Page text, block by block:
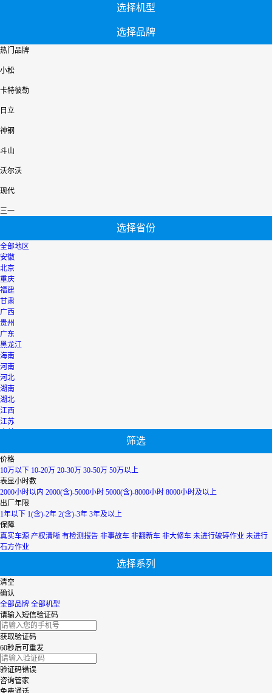
选择机型
选择品牌
热门品牌
小松
卡特彼勒
日立
神钢
斗山
沃尔沃
现代
三一
选择省份
全部地区
安徽
北京
重庆
福建
甘肃
广西
贵州
广东
黑龙江
海南
河南
河北
湖南
湖北
江西
江苏
宁夏
内蒙古
青海
上海
陕西
山西
山东
四川
天津
台湾
新疆
香港
云南
浙江
筛选
价格
10万以下 10-20万 20-30万 30-50万 50万以上
表显小时数
2000小时以内 2000(含)-5000小时 5000(含)-8000小时 8000小时及以上
出厂年限
1年以下 1(含)-2年 2(含)-3年 3年及以上
保障
真实车源 产权清晰 有检测报告 非事故车 非翻新车 非大修车 未进行破碎作业 未进行
石方作业
选择系列
清空
确认
全部品牌 全部机型
请输入短信验证码
获取验证码
60秒后可重发
验证码错误
咨询管家